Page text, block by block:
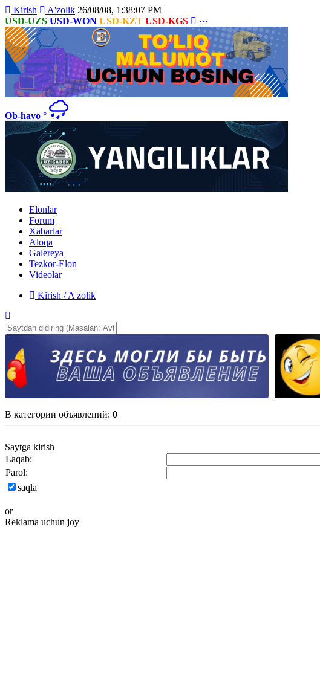
Kirish A'zolik 26/08/08, 1:38:07 PM
USD-UZS USD-WON USD-KZT USD-KGS ···
Ob-havo °
Elonlar
Forum
Xabarlar
Aloqa
Galereya
Tezkor-Elon
Videolar
Kirish / A'zolik
В категории объявлений: 0
Saytga kirish
Laqab:
Parol:
saqla
or
Reklama uchun joy